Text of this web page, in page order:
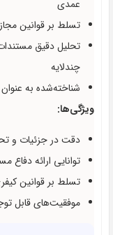
عمدی
تسلط بر قوانین
تحلیل دقیق
چندلایه
شناخته‌شده به
ویژگی‌ها:
دقت در جزئیات و
توانایی ارائه دفاع
تسلط بر قوانین
موفقیت‌های قابل